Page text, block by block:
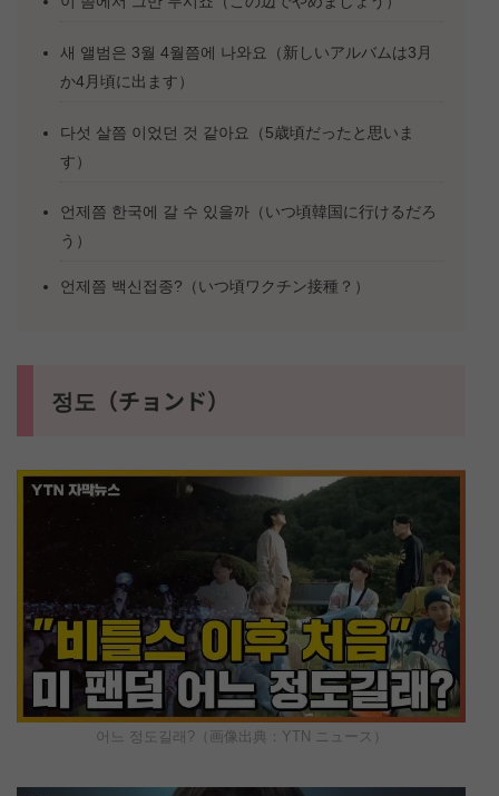
새 앨범은 3월 4월쯤에 나와요（新しいアルバムは3月
か4月頃に出ます）
다섯 살쯤 이었던 것 같아요（5歳頃だったと思いま
す）
언제쯤 한국에 갈 수 있을까（いつ頃韓国に行けるだろ
う）
언제쯤 백신접종?（いつ頃ワクチン接種？）
정도（チョンド）
어느 정도길래?（画像出典：YTN ニュース）